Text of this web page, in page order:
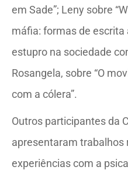
em Sade”; Leny sobre
máfia: formas de escrita
estupro na sociedade
Rosangela, sobre “O
com a cólera”.
Outros participantes da
apresentaram trabalhos
experiências com a